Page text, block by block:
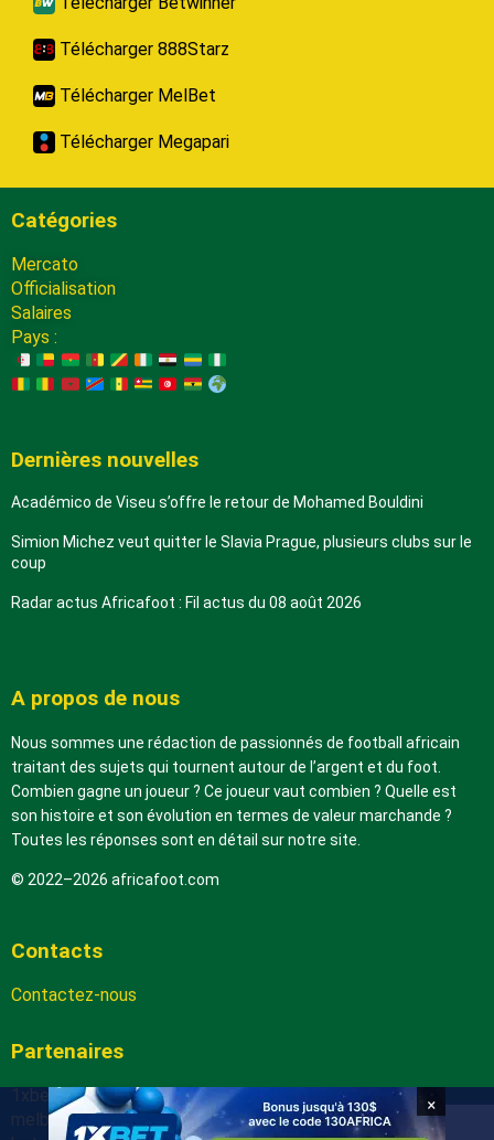
Télécharger 888Starz
Télécharger MelBet
Télécharger Megapari
Catégories
Mercato
Officialisation
Salaires
Pays :
Dernières nouvelles
Académico de Viseu s’offre le retour de Mohamed Bouldini
Simion Michez veut quitter le Slavia Prague, plusieurs clubs sur le
coup
Radar actus Africafoot : Fil actus du 08 août 2026
A propos de nous
Nous sommes une rédaction de passionnés de football africain
traitant des sujets qui tournent autour de l’argent et du foot.
Combien gagne un joueur ? Ce joueur vaut combien ? Quelle est
son histoire et son évolution en termes de valeur marchande ?
Toutes les réponses sont en détail sur notre site.
© 2022–2026 africafoot.com
Contacts
Contactez-nous
Partenaires
1xbetapk.africafoot.com
melbet.africafoot.com
×